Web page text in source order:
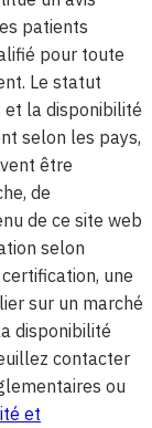
patients
pour toute
Le statut
et la disponibilité
selon les pays,
être
de
de ce site web
selon
une
sur un marché
disponibilité
contacter
ou
et